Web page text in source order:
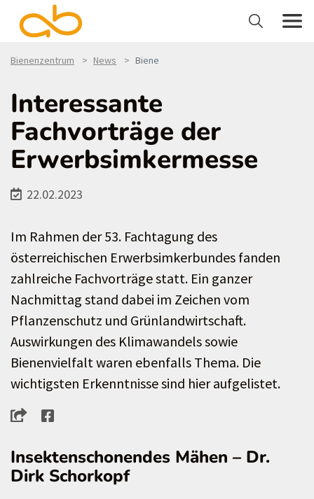
Bienenzentrum News Biene
Interessante
Fachvorträge der
Erwerbsimkermesse
22.02.2023
Im Rahmen der 53. Fachtagung des
österreichischen Erwerbsimkerbundes fanden
zahlreiche Fachvorträge statt. Ein ganzer
Nachmittag stand dabei im Zeichen vom
Pflanzenschutz und Grünlandwirtschaft.
Auswirkungen des Klimawandels sowie
Bienenvielfalt waren ebenfalls Thema. Die
wichtigsten Erkenntnisse sind hier aufgelistet.
Insektenschonendes Mähen – Dr.
Dirk Schorkopf